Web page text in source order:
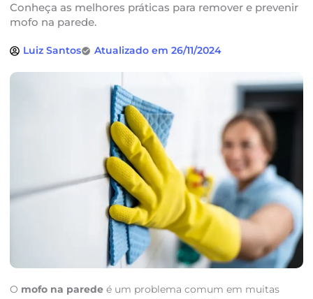
Conheça as melhores práticas para remover e prevenir
mofo na parede.
Luiz Santos Atualizado em 26/11/2024
O mofo na paredeé um problema comum em muitas